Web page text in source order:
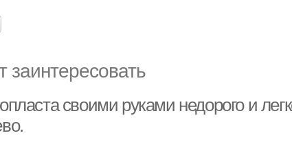
заинтересовать
своими руками недорого и